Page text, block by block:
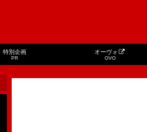
特別企画
PR
オーヴォ
OVO